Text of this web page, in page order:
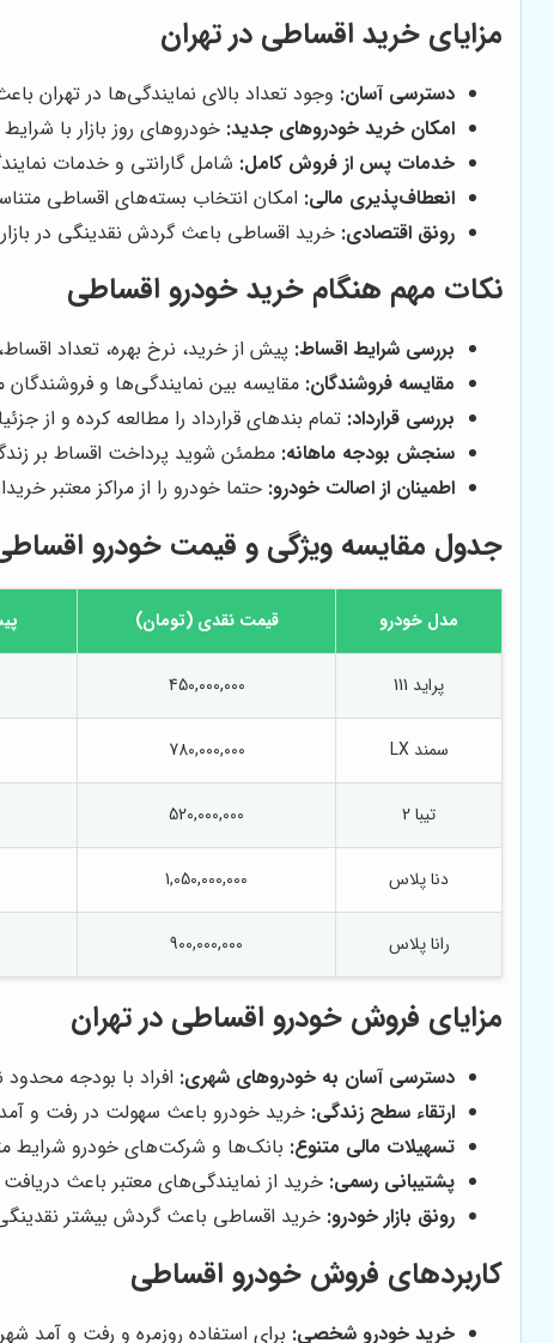
مزایای خرید اقساطی در تهران
دسترسی آسان: وجود تعداد بالای نمایندگی‌ها در
امکان خرید خودروهای جدید: خودروهای روز بازار با
خدمات پس از فروش کامل: شامل گارانتی و خدمات
انعطاف‌پذیری مالی: امکان انتخاب بسته‌های اقساطی
رونق اقتصادی: خرید اقساطی باعث گردش نقدینگی در
نکات مهم هنگام خرید خودرو اقساطی
بررسی شرایط اقساط: پیش از خرید، نرخ بهره، تعداد
مقایسه فروشندگان: مقایسه بین نمایندگی‌ها و
بررسی قرارداد: تمام بندهای قرارداد را مطالعه کرده و از
سنجش بودجه ماهانه: مطمئن شوید پرداخت اقساط بر
اطمینان از اصالت خودرو: حتما خودرو را از مراکز معتبر
جدول مقایسه ویژگی و قیمت خودرو
مدل خودرو قیمت نقدی (تومان)
پراید 111 450,000,000
سمند LX 780,000,000
تیبا 2 520,000,000
دنا پلاس 1,050,000,000
رانا پلاس 900,000,000
مزایای فروش خودرو اقساطی در تهران
دسترسی آسان به خودروهای شهری: افراد با بودجه
ارتقاء سطح زندگی: خرید خودرو باعث سهولت در رفت و
تسهیلات مالی متنوع: بانک‌ها و شرکت‌های خودرو شرایط
پشتیبانی رسمی: خرید از نمایندگی‌های معتبر باعث
رونق بازار خودرو: خرید اقساطی باعث گردش بیشتر
کاربردهای فروش خودرو اقساطی
خرید خودرو شخصی: برای استفاده روزمره و رفت و آمد